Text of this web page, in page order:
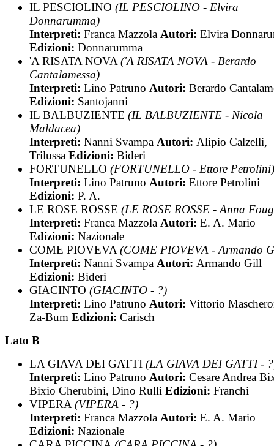
IL PESCIOLINO (IL PESCIOLINO - Elvira
Donnarumma)
Interpreti: Franca Mazzola Autori: Elvira
Edizioni: Donnarumma
'A RISATA NOVA('A RISATA NOVA - Berardo
Cantalamessa)
Interpreti: Lino Patruno Autori: Berardo
Edizioni: Santojanni
IL BALBUZIENTE (IL BALBUZIENTE - Nicola
Maldacea)
Interpreti: Nanni Svampa Autori: Alipio Calzelli,
Trilussa Edizioni: Bideri
FORTUNELLO (FORTUNELLO - Ettore Petrolini)
Interpreti: Lino Patruno Autori: Ettore Petrolini
Edizioni: P. A.
LE ROSE ROSSE (LE ROSE ROSSE - Anna
Interpreti: Franca Mazzola Autori: E. A. Mario
Edizioni: Nazionale
COME PIOVEVA(COME PIOVEVA - Armando
Interpreti: Nanni Svampa Autori: Armando Gill
Edizioni: Bideri
GIACINTO (GIACINTO - ?)
Interpreti: Lino Patruno Autori: Vittorio
Za-Bum Edizioni: Carisch
Lato B
LA GIAVA DEI GATTI (LA GIAVA DEI GATTI -
Interpreti: Lino Patruno Autori: Cesare Andrea
Bixio Cherubini, Dino Rulli Edizioni: Franchi
VIPERA(VIPERA - ?)
Interpreti: Franca Mazzola Autori: E. A. Mario
Edizioni: Nazionale